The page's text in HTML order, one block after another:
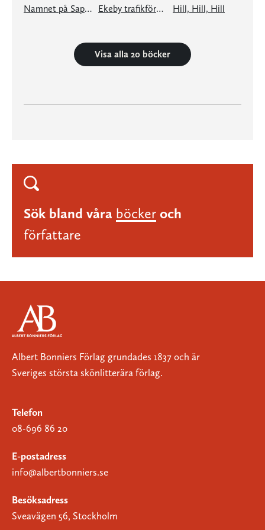
Namnet på Sapfos dotter Ekeby trafikförening Hill, Hill, Hill
Visa alla 20 böcker
Sök bland våra böcker och
författare
Albert Bonniers Förlag grundades 1837 och är
Sveriges största skönlitterära förlag.
Telefon
08-696 86 20
E-postadress
info@albertbonniers.se
Besöksadress
Sveavägen 56, Stockholm